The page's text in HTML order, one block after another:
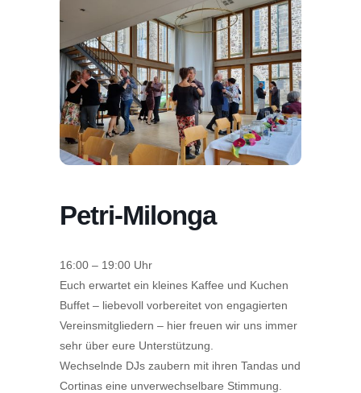
Petri-Milonga
16:00 – 19:00 Uhr
Euch erwartet ein kleines Kaffee und Kuchen
Buffet – liebevoll vorbereitet von engagierten
Vereinsmitgliedern – hier freuen wir uns immer
sehr über eure Unterstützung.
Wechselnde DJs zaubern mit ihren Tandas und
Cortinas eine unverwechselbare Stimmung.